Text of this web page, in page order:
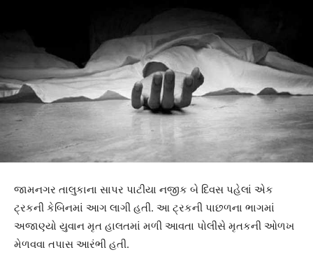
જામનગર તાલુકાના સાપર પાટીયા નજીક બે દિવસ પહેલાં એક
ટ્રકની કેબિનમાં આગ લાગી હતી. આ ટ્રકની પાછળના ભાગમાં
અજાણ્યો યુવાન મૃત હાલતમાં મળી આવતા પોલીસે મૃતકની ઓળખ
મેળવવા તપાસ આરંભી હતી.